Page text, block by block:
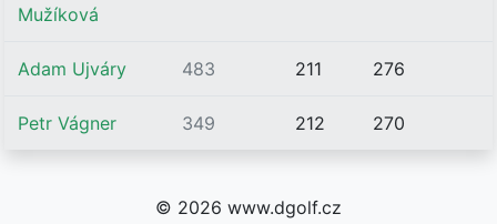
Mužíková
Adam Ujváry 483 211 276
Petr Vágner 349 212 270
© 2026 www.dgolf.cz